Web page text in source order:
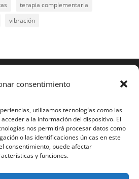
consentimiento
utilizamos tecnologías como las
a la información del dispositivo. El
nos permitirá procesar datos como
o las identificaciones únicas en este
consentimiento, puede afectar
y funciones.
terapia complementaria
vibración
reservados
parte de ellas, necesita pedir
escrito a Mario Gil Sánchez.
están PATENTADOS.
2002 (última actualización en